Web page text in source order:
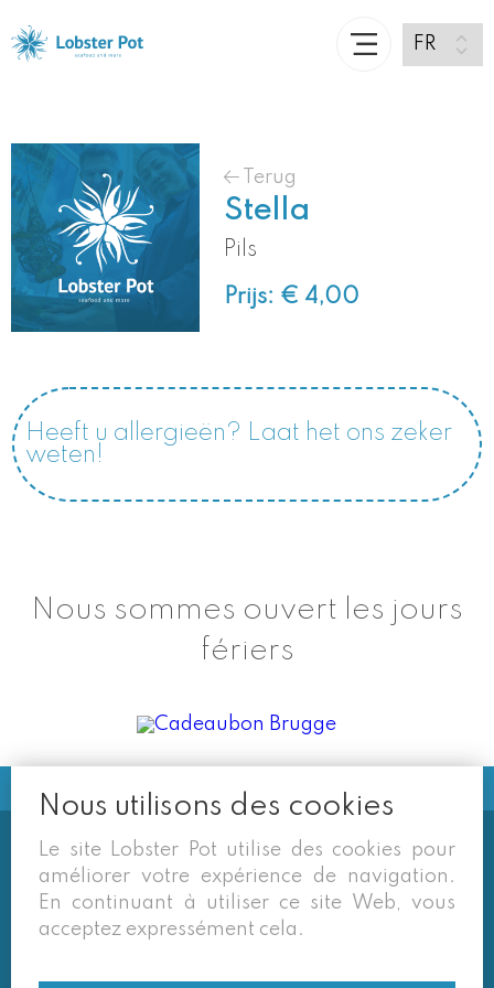
Terug
Stella
Pils
Prijs: € 4,00
Heeft u allergieën? Laat het ons zeker
weten!
Nous sommes ouvert les jours
fériers
Soms vermelden derden sites
(google/overzichtssites) een tarief dat niet meer
van toepassing is. Enkel de prijzen op onze eigen
recht voor om ook van daar geafficheerde prijzen
Nous utilisons des cookies
Le site Lobster Pot utilise des cookies pour
améliorer votre expérience de navigation.
En continuant à utiliser ce site Web, vous
acceptez expressément cela.